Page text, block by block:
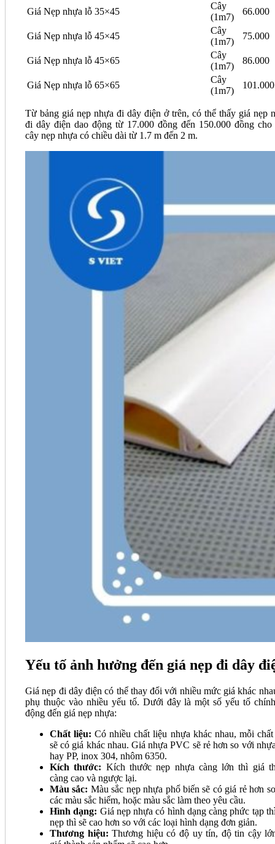
Giá Nẹp nhựa lỗ 35×45
Cây
(1m7)
66.000
Giá Nẹp nhựa lỗ 45×45
Cây
(1m7)
75.000
Giá Nẹp nhựa lỗ 45×65
Cây
(1m7)
86.000
Giá Nẹp nhựa lỗ 65×65
Cây
(1m7)
101.000
Từ bảng giá nẹp nhựa đi dây điện ở trên, có thể thấy giá nẹp
đi dây điện dao động từ 17.000 đồng đến 150.000 đồng cho
cây nẹp nhựa có chiều dài từ 1.7 m đến 2 m.
Yếu tố ảnh hưởng đến giá nẹp đi dây
Giá nẹp đi dây điện có thể thay đổi với nhiều mức giá khác
phụ thuộc vào nhiều yếu tố. Dưới đây là một số yếu tố
động đến giá nẹp nhựa:
Chất liệu: Có nhiều chất liệu nhựa khác nhau, mỗi
sẽ có giá khác nhau. Giá nhựa PVC sẽ rẻ hơn so với
hay PP, inox 304, nhôm 6350.
Kích thước: Kích thước nẹp nhựa càng lớn thì giá
càng cao và ngược lại.
Màu sắc: Màu sắc nẹp nhựa phổ biến sẽ có giá rẻ hơn
các màu sắc hiếm, hoặc màu sắc làm theo yêu cầu.
Hình dạng: Giá nẹp nhựa có hình dạng càng phức tạp
nẹp thì sẽ cao hơn so với các loại hình dạng đơn giản.
Thương hiệu: Thương hiệu có độ uy tín, độ tin cậy